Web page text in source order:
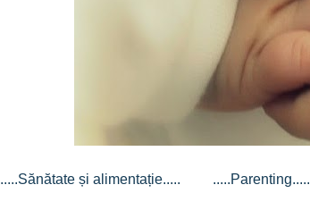
.....Sănătate și alimentație..... .....Parenting.....